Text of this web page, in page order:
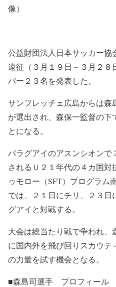
像）
公益財団法人日本サッカー協
遠征（３月１９日～３月２８
バー２３名を発表した。
サンフレッチェ広島からは森
が選出され、森保一監督の下
とになる。
パラグアイのアスンシオンで
されるＵ２１年代の４カ国対
ゥモロー（SFT）プログラム
では、２１日にチリ、２３日
グアイと対戦する。
大会は総当たり戦で争われ
に国内外を飛び回りスカウテ
の力量を試す機会となる。
■森島司選手 プロフィール